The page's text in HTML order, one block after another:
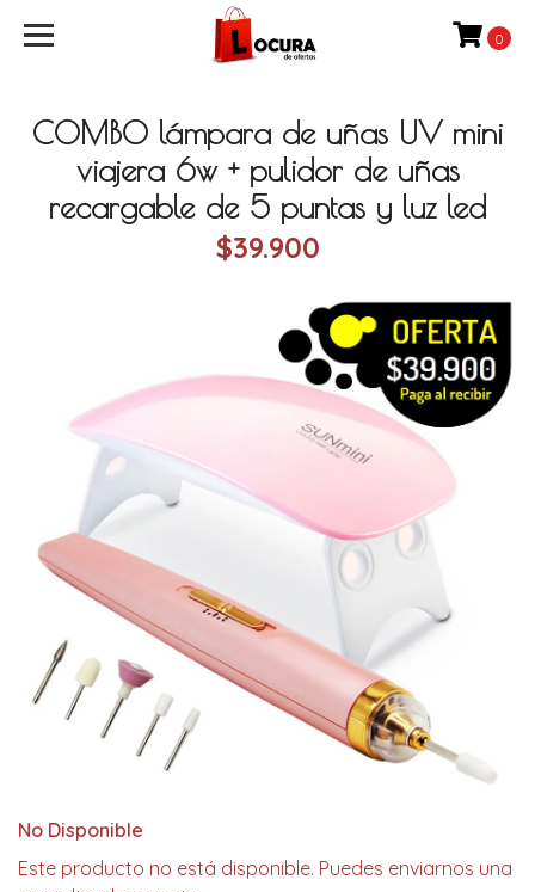
0
COMBO lámpara de uñas UV mini
viajera 6w + pulidor de uñas
recargable de 5 puntas y luz led
$39.900
No Disponible
Este producto no está disponible. Puedes enviarnos una